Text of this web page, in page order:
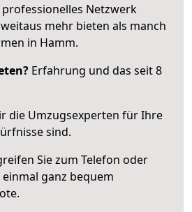
Netzwerk
mehr bieten als manch
in Hamm.
Erfahrung und das seit 8
die Umzugsexperten für Ihre
sind.
Sie zum Telefon oder
ganz bequem